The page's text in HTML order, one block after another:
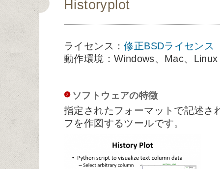
Historyplot
ライセンス：修正BSDライセンス
動作環境：Windows、Mac、
ソフトウェアの特徴
指定されたフォーマットで記述さ
フを作図するツールです。